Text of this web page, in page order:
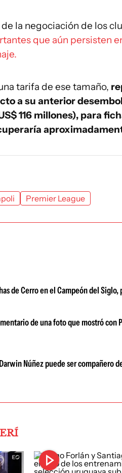
la negociación de los
que aún persisten
tarifa de ese tamaño,
a su anterior
116 millones), para
Premier League
de Cerro en el Campeón del
de una foto que mostró con
Núñez puede ser compañero